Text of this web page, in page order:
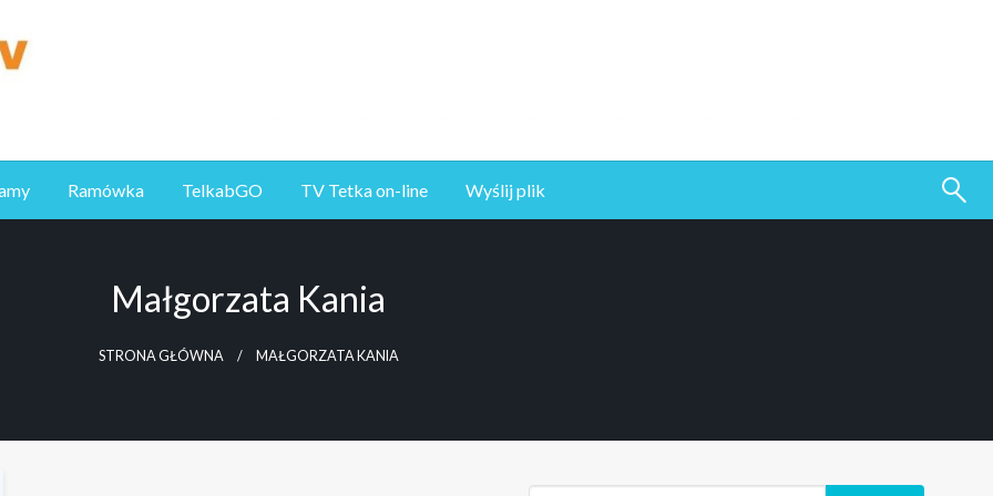
Ramówka TelkabGO TV Tetka on-line Wyślij plik
Małgorzata Kania
STRONA GŁÓWNA MAŁGORZATA KANIA